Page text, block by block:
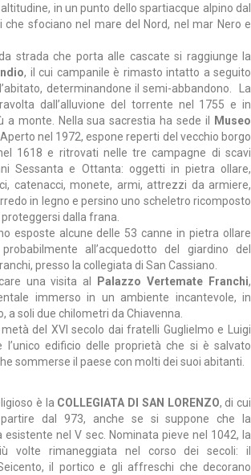
altitudine, in un punto dello spartiacque alpino dal
che sfociano nel mare del Nord, nel mar Nero e
strada che porta alle cascate si raggiunge la
, il cui campanile è rimasto intatto a seguito
determinandone il semi-abbandono. La
dall’alluvione del torrente nel 1755 e in
a monte. Nella sua sacrestia ha sede il
Museo
. Aperto nel 1972, espone reperti del vecchio borgo
1618 e ritrovati nelle tre campagne di scavi
Sessanta e Ottanta: oggetti in pietra ollare,
catenacci, monete, armi, attrezzi da armiere,
in legno e persino uno scheletro ricomposto
dalla frana.
esposte alcune delle 53 canne in pietra ollare
all’acquedotto del giardino del
presso la collegiata di San Cassiano.
una visita al
Palazzo Vertemate Franchi,
immerso in un ambiente incantevole, in
a soli due chilometri da Chiavenna.
del XVI secolo dai fratelli Guglielmo e Luigi
l’unico edificio delle proprietà che si è salvato
sommerse il paese con molti dei suoi abitanti.
è la COLLEGIATA DI SAN LORENZO, di cui
dal 973, anche se si suppone che la
nel V sec. Nominata pieve nel 1042, la
volte rimaneggiata nel corso dei secoli: il
il portico e gli affreschi che decorano